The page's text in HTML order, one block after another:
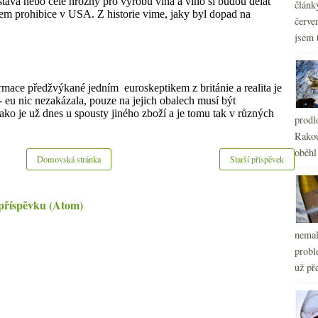
Starší příspěvek
Domovská stránka
(Atom)
jsem
už